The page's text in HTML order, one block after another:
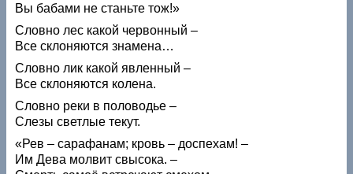
Вы бабами не станьте тож!»
Словно лес какой червонный –
Все склоняются знамена…
Словно лик какой явленный –
Все склоняются колена.
Словно реки в половодье –
Слезы светлые текут.
«Рев – сарафанам; кровь – доспехам! –
Им Дева молвит свысока. –